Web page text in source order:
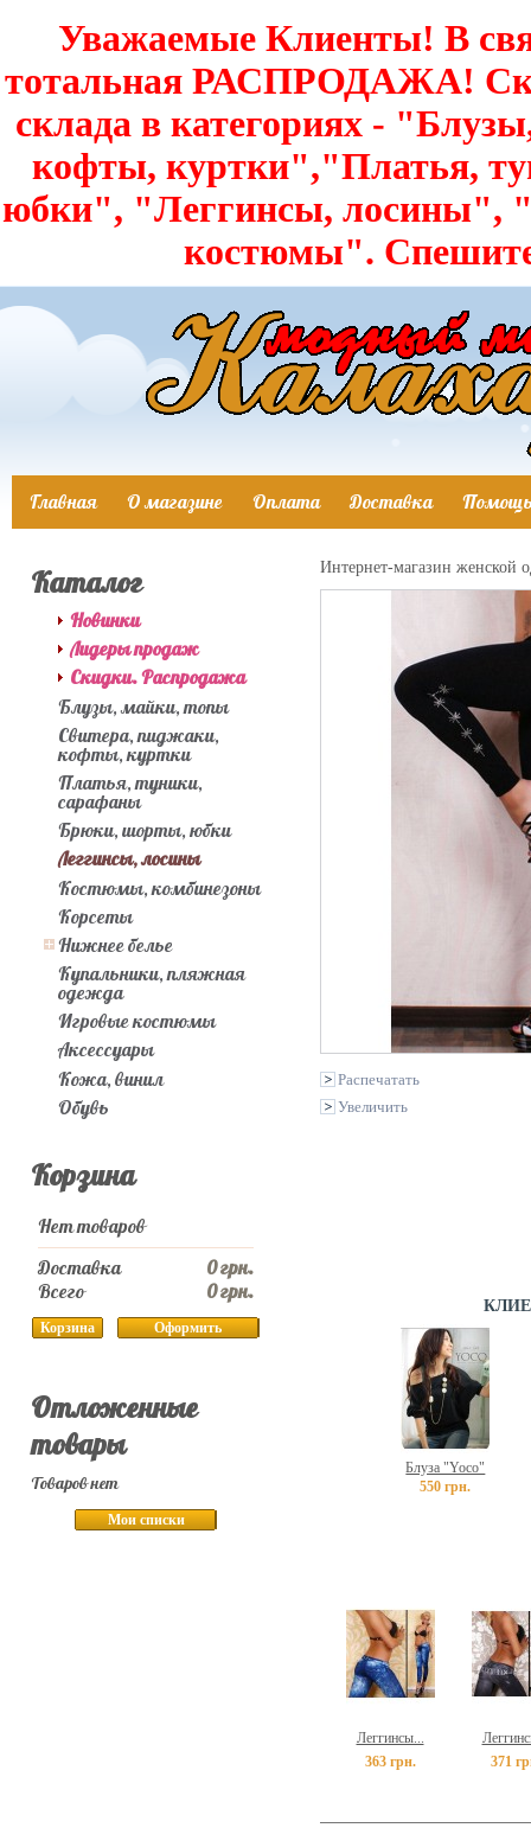
Уважаемые Клиенты! В
тотальная РАСПРОДАЖА!
склада в категориях -
кофты, куртки","Платья,
юбки", "Леггинсы, лосины",
костюмы".
Главная О магазине Оплата Доставка
Каталог
Новинки
Лидеры продаж
Скидки. Распродажа
Блузы, майки, топы
Свитера, пиджаки,
кофты, куртки
Платья, туники,
сарафаны
Брюки, шорты, юбки
Леггинсы, лосины
Костюмы, комбинезоны
Корсеты
Нижнее белье
Купальники, пляжная
одежда
Игровые костюмы
Аксессуары
Кожа, винил
Обувь
Корзина
Нет товаров
Доставка
0 грн.
Всего
0 грн.
Корзина Оформить
Отложенные
товары
Товаров нет
Мои списки
Интернет-магазин женской
Распечатать
Увеличить
Блуза "Yoco"
550 грн.
Леггинсы...
363 грн.
371